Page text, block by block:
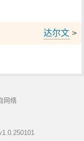
达尔文 >
网络